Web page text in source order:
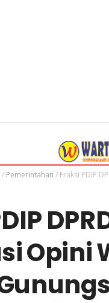
/ Pemerintahan / Fraksi PDIP
Opini